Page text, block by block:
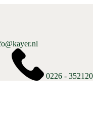
0226 - 352120